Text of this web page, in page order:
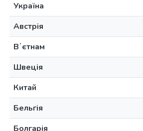
Україна
Австрія
Вʼєтнам
Швеція
Китай
Бельгія
Болгарія